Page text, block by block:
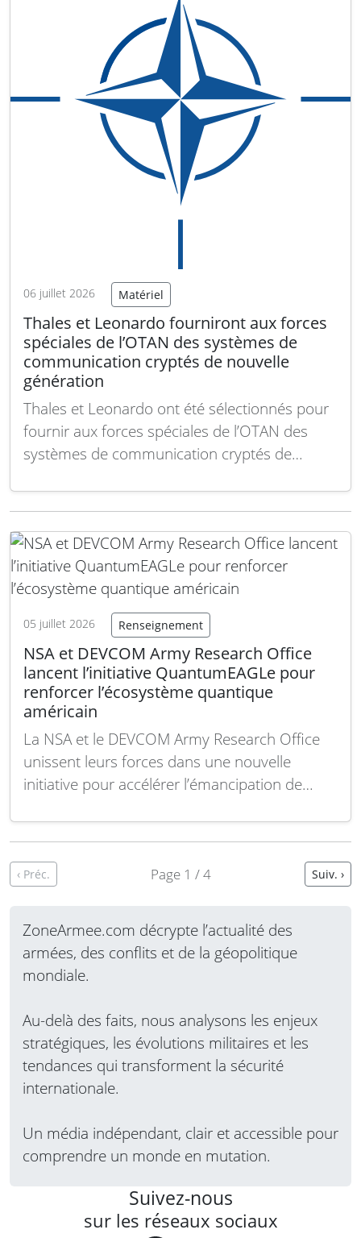
06 juillet 2026 Matériel
Thales et Leonardo fourniront aux forces
spéciales de l’OTAN des systèmes de
communication cryptés de nouvelle
génération
Thales et Leonardo ont été sélectionnés pour
fournir aux forces spéciales de l’OTAN des
systèmes de communication cryptés de
sécurité des échanges sensibles sur le terrain.
des menaces cybernétiques croissantes et
l’intensification des conflits asymétriques, la
sécurisation des communications…
05 juillet 2026 Renseignement
NSA et DEVCOM Army Research Office
lancent l’initiative QuantumEAGLe pour
renforcer l’écosystème quantique
américain
La NSA et le DEVCOM Army Research Office
unissent leurs forces dans une nouvelle
initiative pour accélérer l’émancipation de
QuantumEAGLe, un programme novateur,
dans le domaine stratégique de l’informatique
et la chaîne d’approvisionnement nationale.
Lire la suite
‹ Préc. Page 1 / 4 Suiv. ›
ZoneArmee.com décrypte l’actualité des
armées, des conflits et de la géopolitique
mondiale.
Au-delà des faits, nous analysons les enjeux
stratégiques, les évolutions militaires et les
tendances qui transforment la sécurité
internationale.
Un média indépendant, clair et accessible pour
comprendre un monde en mutation.
Suivez-nous
sur les réseaux sociaux